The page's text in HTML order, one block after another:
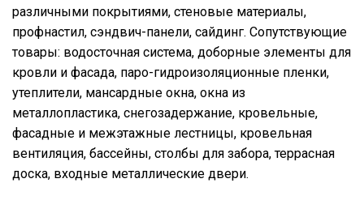
различными покрытиями, стеновые материалы,
профнастил, сэндвич-панели, сайдинг. Сопутствующие
товары: водосточная система, доборные элементы для
кровли и фасада, паро-гидроизоляционные пленки,
утеплители, мансардные окна, окна из
металлопластика, снегозадержание, кровельные,
фасадные и межэтажные лестницы, кровельная
вентиляция, бассейны, столбы для забора, террасная
доска, входные металлические двери.